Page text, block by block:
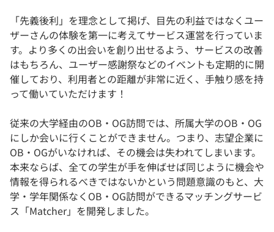
「先義後利」を理念として掲げ、目先の利益ではなくユー
ザーさんの体験を第一に考えてサービス運営を行っていま
す。より多くの出会いを創り出せるよう、サービスの改善
はもちろん、ユーザー感謝祭などのイベントも定期的に開
催しており、利用者との距離が非常に近く、手触り感を持
って働いていただけます！
従来の大学経由のOB・OG訪問では、所属大学のOB・OG
にしか会いに行くことができません。つまり、志望企業に
OB・OGがいなければ、その機会は失われてしまいます。
本来ならば、全ての学生が手を伸ばせば同じように機会や
情報を得られるべきではないかという問題意識のもと、大
学・学年関係なくOB・OG訪問ができるマッチングサービ
ス「Matcher」を開発しました。